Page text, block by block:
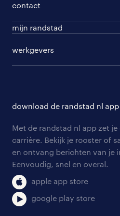
per vakgebied
per topwerkgever
ontwikkel jezelf
work for ukraine
contact
werknemers
werkgevers
mijn randstad
werkgevers
algemene voorwaarden
download de randstad nl app
Met de randstad nl app zet
carrière. Bekijk je rooster of
en ontvang berichten van je
Eenvoudig, snel en overal.
apple app store
google play store